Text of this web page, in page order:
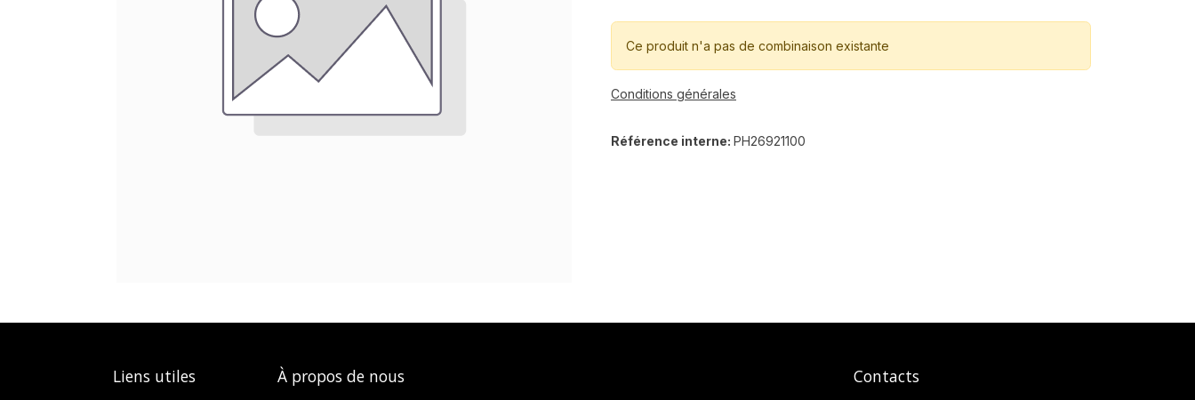
Ce produit n'a pas de combinaison existante
Conditions générales
Référence interne: PH26921100
Contacts
Liens utiles À propos de nous